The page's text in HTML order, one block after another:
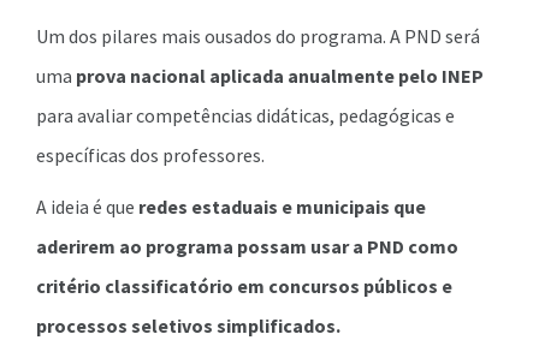
Um dos pilares mais ousados do programa. A PND será
uma prova nacional aplicada anualmente pelo INEP
para avaliar competências didáticas, pedagógicas e
específicas dos professores.
A ideia é que redes estaduais e municipais que
aderirem ao programa possam usar a PND como
critério classificatório em concursos públicos e
processos seletivos simplificados.